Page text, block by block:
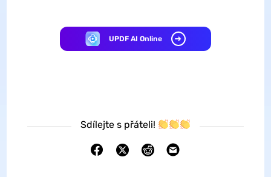
UPDF AI Online
Sdílejte s přáteli!